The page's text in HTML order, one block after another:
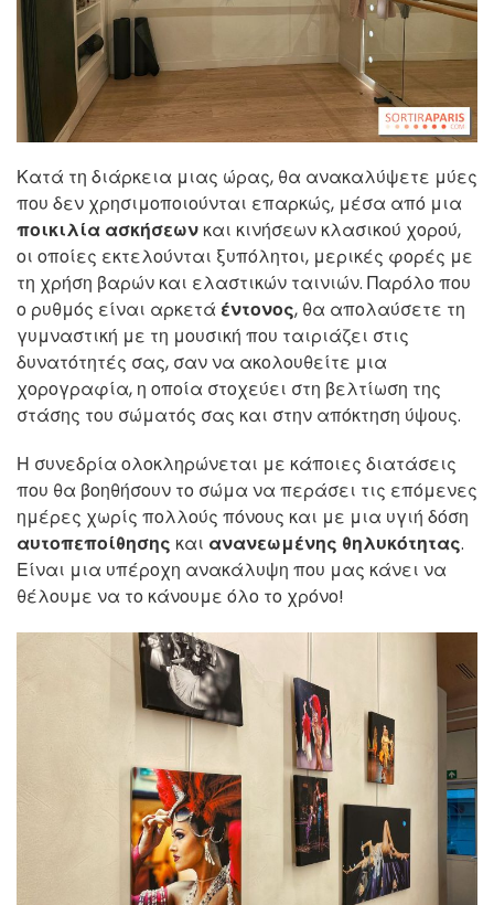
Κατά τη διάρκεια μιας ώρας, θα ανακαλύψετε μύες
που δεν χρησιμοποιούνται επαρκώς, μέσα από μια
ποικιλία ασκήσεων και κινήσεων κλασικού χορού,
οι οποίες εκτελούνται ξυπόλητοι, μερικές φορές με
τη χρήση βαρών και ελαστικών ταινιών. Παρόλο που
ο ρυθμός είναι αρκετά έντονος, θα απολαύσετε τη
γυμναστική με τη μουσική που ταιριάζει στις
δυνατότητές σας, σαν να ακολουθείτε μια
χορογραφία, η οποία στοχεύει στη βελτίωση της
στάσης του σώματός σας και στην απόκτηση ύψους.
Η συνεδρία ολοκληρώνεται με κάποιες διατάσεις
που θα βοηθήσουν το σώμα να περάσει τις επόμενες
ημέρες χωρίς πολλούς πόνους και με μια υγιή δόση
αυτοπεποίθησης και ανανεωμένης θηλυκότητας.
Είναι μια υπέροχη ανακάλυψη που μας κάνει να
θέλουμε να το κάνουμε όλο το χρόνο!